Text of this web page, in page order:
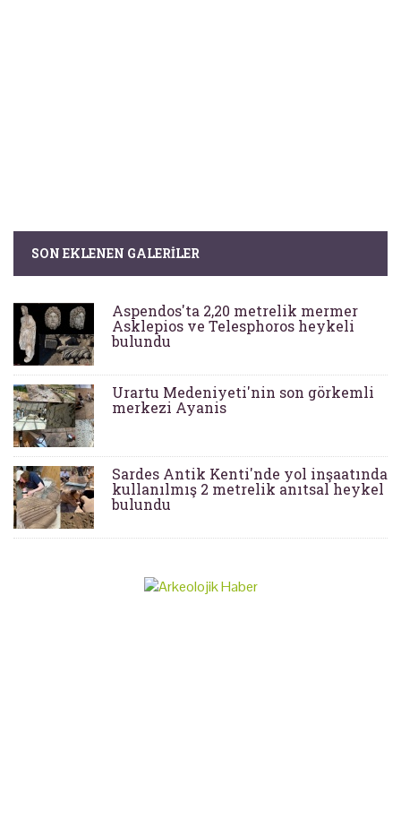
SON EKLENEN GALERILER
Aspendos'ta 2,20 metrelik mermer
Asklepios ve Telesphoros heykeli
bulundu
Urartu Medeniyeti'nin son görkemli
merkezi Ayanis
Sardes Antik Kenti'nde yol inşaatında
kullanılmış 2 metrelik anıtsal heykel
bulundu